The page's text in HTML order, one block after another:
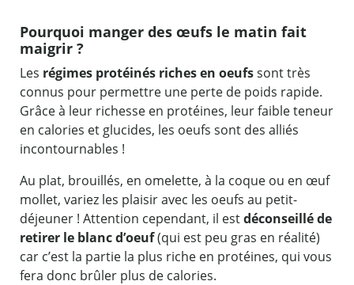
Pourquoi manger des œufs le matin fait
maigrir ?
Les régimes protéinés riches en oeufssont très
connus pour permettre une perte de poids rapide.
Grâce à leur richesse en protéines, leur faible teneur
en calories et glucides, les oeufs sont des alliés
incontournables !
Au plat, brouillés, en omelette, à la coque ou en œuf
mollet, variez les plaisir avec les oeufs au petit-
déjeuner ! Attention cependant, il estdéconseillé de
retirer le blanc d’oeuf(qui est peu gras en réalité)
car c’est la partie la plus riche en protéines, qui vous
fera donc brûler plus de calories.